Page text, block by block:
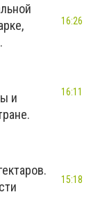
и
16:26
16:11
15:18